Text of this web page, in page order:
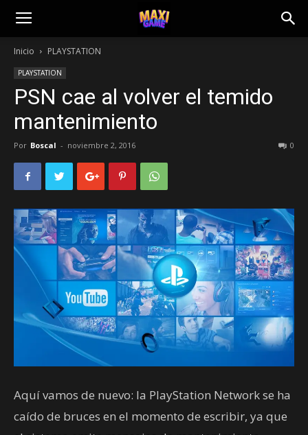
Inicio PLAYSTATION
PLAYSTATION
PSN cae al volver el temido
mantenimiento
Por Boscal - noviembre 2, 2016 0
Aquí vamos de nuevo: la PlayStation Network se ha
caído de bruces en el momento de escribir, ya que